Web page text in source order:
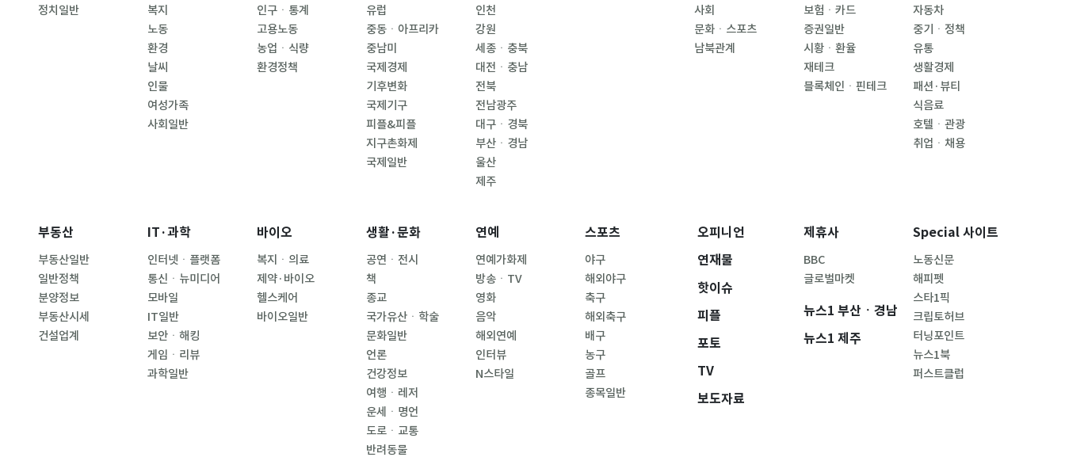
정치일반
복지
노동
환경
날씨
인물
여성가족
사회일반
인구ㆍ통계
고용노동
농업ㆍ식량
환경정책
유럽
중동ㆍ아프리카
중남미
국제경제
기후변화
국제기구
피플&피플
지구촌화제
국제일반
인천
강원
세종ㆍ충북
대전ㆍ충남
전북
전남광주
대구ㆍ경북
부산ㆍ경남
울산
제주
사회
문화ㆍ스포츠
남북관계
보험ㆍ카드
증권일반
시황ㆍ환율
재테크
블록체인ㆍ핀테크
자동차
중기ㆍ정책
유통
생활경제
패션·뷰티
식음료
호텔ㆍ관광
취업ㆍ채용
부동산
부동산일반
일반정책
분양정보
부동산시세
건설업계
IT·과학
인터넷ㆍ플랫폼
통신ㆍ뉴미디어
모바일
IT일반
보안ㆍ해킹
게임ㆍ리뷰
과학일반
바이오
복지ㆍ의료
제약·바이오
헬스케어
바이오일반
생활·문화
공연ㆍ전시
책
종교
국가유산ㆍ학술
문화일반
언론
건강정보
여행ㆍ레저
운세ㆍ명언
도로ㆍ교통
반려동물
연예
연예가화제
방송ㆍTV
영화
음악
해외연예
인터뷰
N스타일
스포츠
야구
해외야구
축구
해외축구
배구
농구
골프
종목일반
오피니언
연재물
핫이슈
피플
포토
TV
보도자료
제휴사
BBC
글로벌마켓
뉴스1 부산ㆍ경남
뉴스1 제주
Special 사이트
노동신문
해피펫
스타1픽
크립토허브
터닝포인트
뉴스1북
퍼스트클럽